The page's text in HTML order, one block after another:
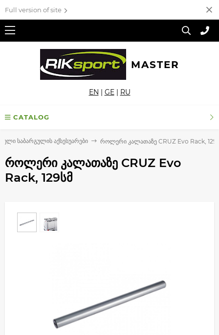
Full version of site
MASTER
EN | GE| RU
CATALOG
საბარგულის აქსესუარები როლერი კალათაზე CRUZ Evo Rack,
როლერი კალათაზე CRUZ Evo
Rack, 129სმ